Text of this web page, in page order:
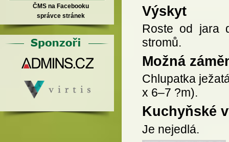
ČMS na Facebooku
správce stránek
Výskyt
Roste od jara
stromů.
Možná
Chlupatka
x 6–7 ?m).
Kuchyňské
Je nejedlá.